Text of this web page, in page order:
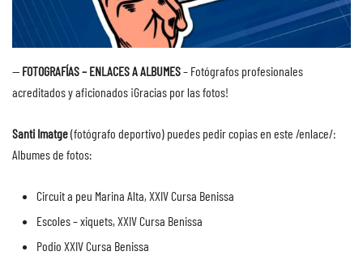
— FOTOGRAFÍAS – ENLACESAALBUMES– Fotógrafos profesionales
acreditados y aficionados ¡Gracias por las fotos!
Santi Imatge(fotógrafo deportivo) puedes pedir copias en este /enlace/:
Albumes de fotos:
Circuit a peu Marina Alta, XXIV Cursa Benissa
Escoles – xiquets, XXIV Cursa Benissa
Podio XXIV Cursa Benissa